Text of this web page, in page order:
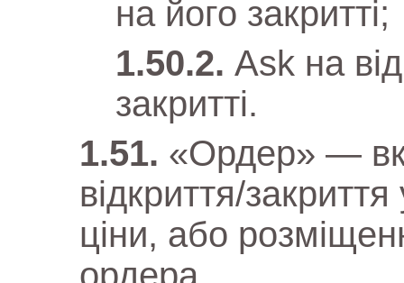
на його закритті;
Ask на
закритті.
«Ордер» —
відкриття/
ціни, або
ордера.